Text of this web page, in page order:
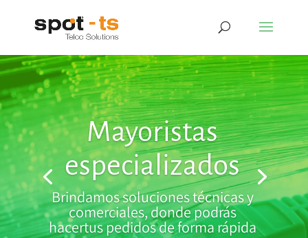
Mayoristas
especializados
Brindamos soluciones técnicas y
comerciales, donde podrás
hacertus pedidos de forma rápida